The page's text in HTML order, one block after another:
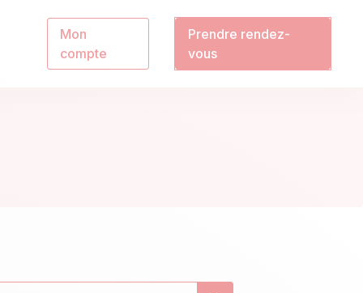
Mon
compte
Prendre rendez-
vous